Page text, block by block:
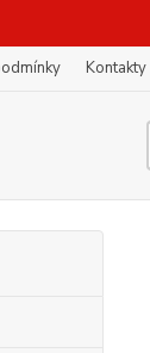
Kontakty